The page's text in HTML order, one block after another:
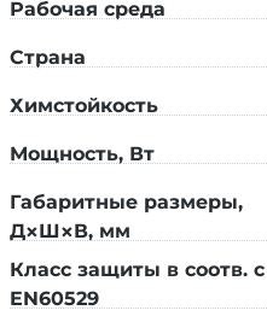
Материал мембраны:
Уровень шума:
Материал клапанов:
2. Вакуумный контроллер
Диапазон
Рабочая среда
Страна
Химстойкость
Мощность, Вт
Габаритные размеры,
Д×Ш×В, мм
Класс защиты в соотв.
EN60529